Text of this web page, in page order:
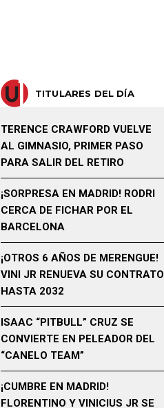
TITULARES DEL DÍA
TERENCE CRAWFORD VUELVE
AL GIMNASIO, PRIMER PASO
PARA SALIR DEL RETIRO
¡SORPRESA EN MADRID! RODRI
CERCA DE FICHAR POR EL
BARCELONA
¡OTROS 6 AÑOS DE MERENGUE!
VINI JR RENUEVA SU CONTRATO
HASTA 2032
ISAAC “PITBULL” CRUZ SE
CONVIERTE EN PELEADOR DEL
“CANELO TEAM”
¡CUMBRE EN MADRID!
FLORENTINO Y VINICIUS JR SE